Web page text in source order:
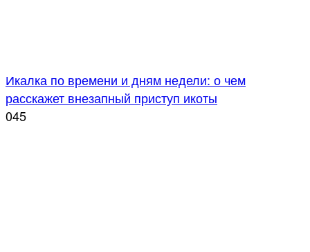
Икалка по времени и дням недели: о чем
расскажет внезапный приступ икоты
045